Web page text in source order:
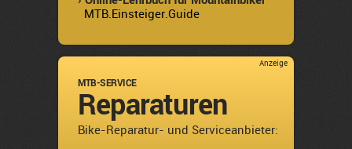
MTB.Einsteiger.Guide
Anzeige
MTB-SERVICE
Reparaturen
Bike-Reparatur- und Serviceanbieter: